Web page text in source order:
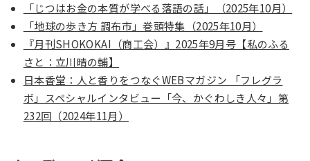
「じつはお金の本質が学べる落語の話」（2025年10月）
「地球の歩き方 調布市」巻頭特集（2025年10月）
『月刊SHOKOKAI（商工会）』2025年9月号【私のふる
さと：立川晴の輔】
日本香堂：人と香りをつなぐWEBマガジン 「フレグラ
ボ」スペシャルインタビュー「今、かぐわしき人々」第
232回（2024年11月）